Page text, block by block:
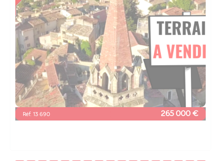
Réf. 13 690 265 000 €